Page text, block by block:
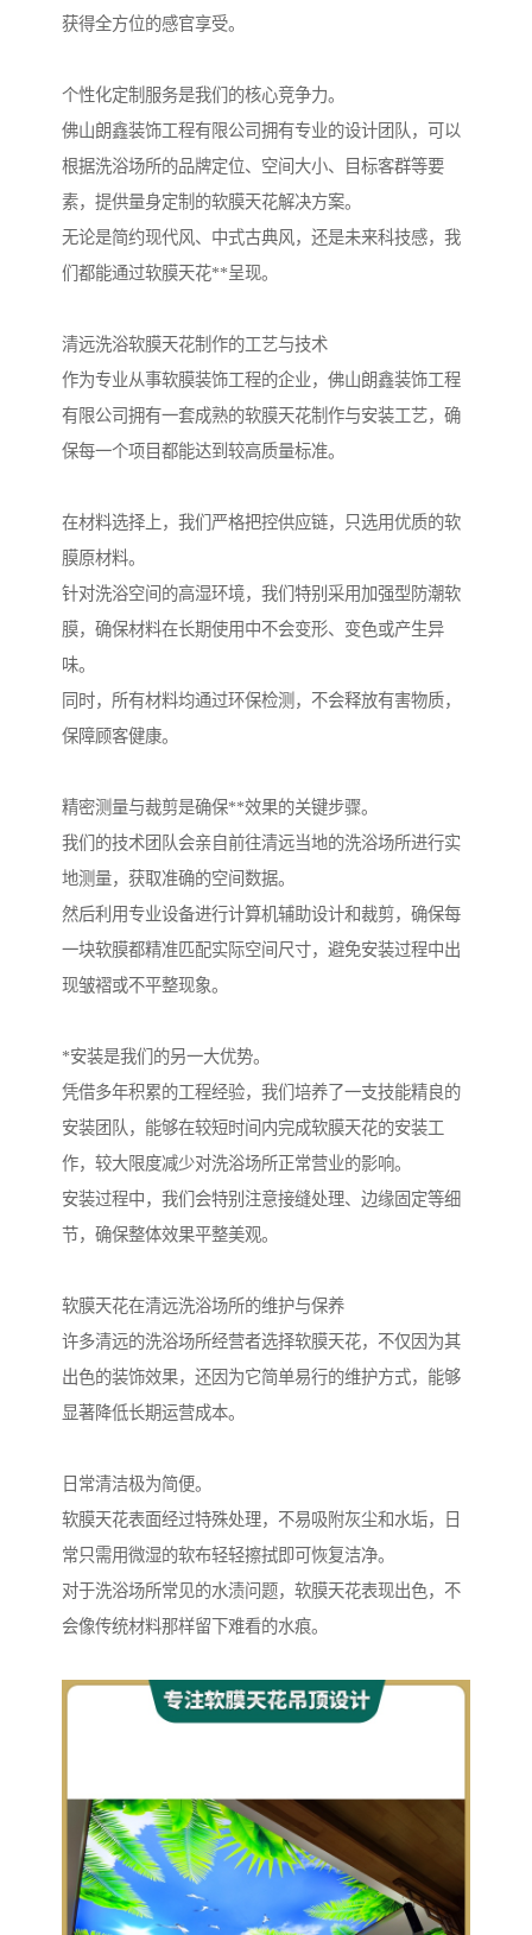
获得全方位的感官享受。
个性化定制服务是我们的核心竞争力。
佛山朗鑫装饰工程有限公司拥有专业的设计团队，可以
根据洗浴场所的品牌定位、空间大小、目标客群等要
素，提供量身定制的软膜天花解决方案。
无论是简约现代风、中式古典风，还是未来科技感，我
们都能通过软膜天花**呈现。
清远洗浴软膜天花制作的工艺与技术
作为专业从事软膜装饰工程的企业，佛山朗鑫装饰工程
有限公司拥有一套成熟的软膜天花制作与安装工艺，确
保每一个项目都能达到较高质量标准。
在材料选择上，我们严格把控供应链，只选用优质的软
膜原材料。
针对洗浴空间的高湿环境，我们特别采用加强型防潮软
膜，确保材料在长期使用中不会变形、变色或产生异
味。
同时，所有材料均通过环保检测，不会释放有害物质，
保障顾客健康。
精密测量与裁剪是确保**效果的关键步骤。
我们的技术团队会亲自前往清远当地的洗浴场所进行实
地测量，获取准确的空间数据。
然后利用专业设备进行计算机辅助设计和裁剪，确保每
一块软膜都精准匹配实际空间尺寸，避免安装过程中出
现皱褶或不平整现象。
*安装是我们的另一大优势。
凭借多年积累的工程经验，我们培养了一支技能精良的
安装团队，能够在较短时间内完成软膜天花的安装工
作，较大限度减少对洗浴场所正常营业的影响。
安装过程中，我们会特别注意接缝处理、边缘固定等细
节，确保整体效果平整美观。
软膜天花在清远洗浴场所的维护与保养
许多清远的洗浴场所经营者选择软膜天花，不仅因为其
出色的装饰效果，还因为它简单易行的维护方式，能够
显著降低长期运营成本。
日常清洁极为简便。
软膜天花表面经过特殊处理，不易吸附灰尘和水垢，日
常只需用微湿的软布轻轻擦拭即可恢复洁净。
对于洗浴场所常见的水渍问题，软膜天花表现出色，不
会像传统材料那样留下难看的水痕。